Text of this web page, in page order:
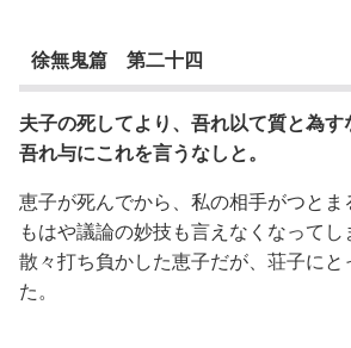
徐無鬼篇 第二十四
夫子の死してより、吾れ以て質と為す
吾れ与にこれを言うなしと。
恵子が死んでから、私の相手がつとま
もはや議論の妙技も言えなくなってし
散々打ち負かした恵子だが、荘子にと
た。